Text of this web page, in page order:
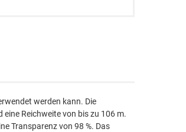
werden kann. Die
Reichweite von bis zu 106 m.
Transparenz von 98 %. Das